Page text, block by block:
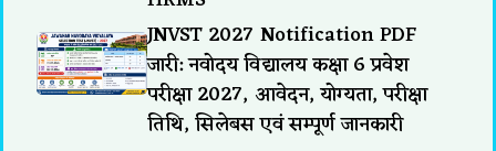
JNVST 2027 Notification PDF
जारी: नवोदय विद्यालय कक्षा 6 प्रवेश
परीक्षा 2027, आवेदन, योग्यता, परीक्षा
तिथि, सिलेबस एवं सम्पूर्ण जानकारी